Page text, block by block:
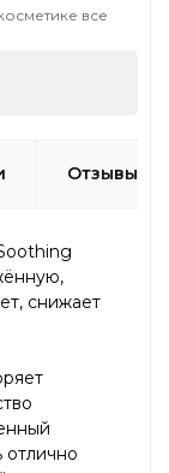
все
Отзывы
снижает